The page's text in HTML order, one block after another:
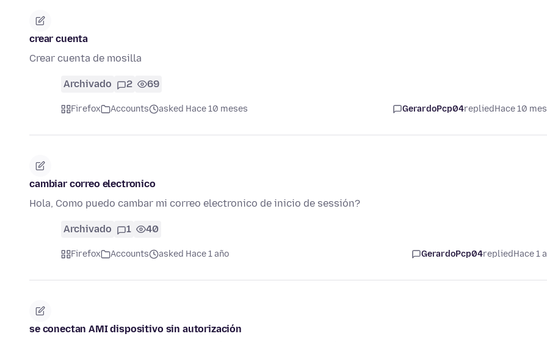
crear cuenta
Crear cuenta de mosilla
Archivado 2 69
Firefox Accounts asked Hace 10 meses GerardoPcp04repliedHace 10
cambiar correo electronico
Hola, Como puedo cambar mi correo electronico de inicio de sessión?
Archivado 1 40
Firefox Accounts asked Hace 1 año GerardoPcp04repliedHace 1
se conectan AMI dispositivo sin autorización